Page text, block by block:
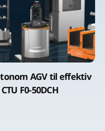
AGV til effektiv
F0-50DCH